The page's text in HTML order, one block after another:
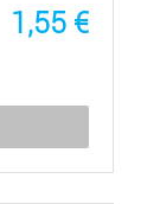
1,55 €